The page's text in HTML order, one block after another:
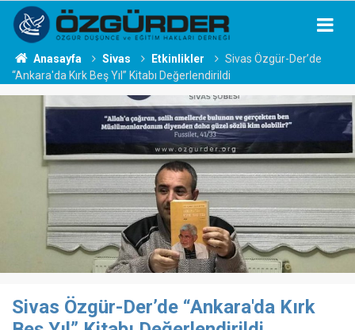
Anasayfa Sivas Etkinlikler
Sivas Özgür-Der’de
“Ankara'da Kırk Beş Yıl” Kitabı Değerlendirildi
Sivas Özgür-Der’de “Ankara'da Kırk